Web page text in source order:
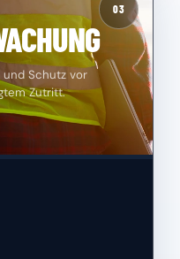
03
und Schutz vor
Zutritt.